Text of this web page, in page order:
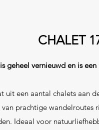
CHALET
geheel vernieuwd en is
uit een aantal chalets aan
prachtige wandelroutes
Ideaal voor